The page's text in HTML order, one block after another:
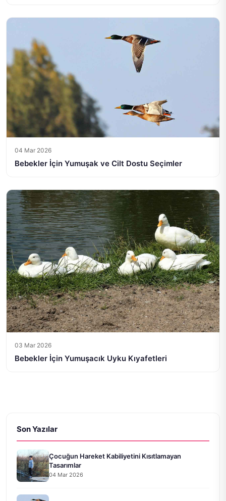
04 Mar 2026
Bebekler İçin Yumuşak ve Cilt Dostu Seçimler
03 Mar 2026
Bebekler İçin Yumuşacık Uyku Kıyafetleri
Son Yazılar
Çocuğun Hareket Kabiliyetini Kısıtlamayan
Tasarımlar
04 Mar 2026